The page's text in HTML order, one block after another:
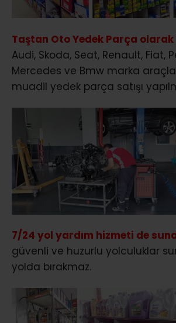
Taştan Oto Yedek Parça olarak
Audi, Skoda, Seat, Renault, Fiat,
Mercedes ve Bmw marka
muadil yedek parça satışı
7/24 yol yardım hizmeti de
güvenli ve huzurlu yolculuklar
yolda bırakmaz.